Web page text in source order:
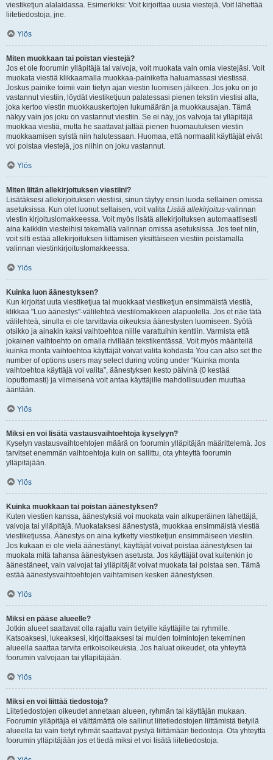
viestiketjun alalaidassa. Esimerkiksi: Voit kirjoittaa uusia viestejä, Voit lähettää
liitetiedostoja, jne.
Ylös
Miten muokkaan tai poistan viestejä?
Jos et ole foorumin ylläpitäjä tai valvoja, voit muokata vain omia viestejäsi. Voit
muokata viestiä klikkaamalla muokkaa-painiketta haluamassasi viestissä.
Joskus painike toimii vain tietyn ajan viestin luomisen jälkeen. Jos joku on jo
vastannut viestiin, löydät viestiketjuun palatessasi pienen tekstin viestisi alla,
joka kertoo viestin muokkauskertojen lukumäärän ja muokkausajan. Tämä
näkyy vain jos joku on vastannut viestiin. Se ei näy, jos valvoja tai ylläpitäjä
muokkaa viestiä, mutta he saattavat jättää pienen huomautuksen viestin
muokkaamisen syistä niin halutessaan. Huomaa, että normaalit käyttäjät eivät
voi poistaa viestejä, jos niihin on joku vastannut.
Ylös
Miten liitän allekirjoituksen viestiini?
Lisätäksesi allekirjoituksen viestiisi, sinun täytyy ensin luoda sellainen omissa
asetuksissa. Kun olet luonut sellaisen, voit valita Lisää allekirjoitus-valinnan
viestin kirjoituslomakkeessa. Voit myös lisätä allekirjoituksen automaattisesti
aina kaikkiin viesteihisi tekemällä valinnan omissa asetuksissa. Jos teet niin,
voit silti estää allekirjoituksen liittämisen yksittäiseen viestiin poistamalla
valinnan viestinkirjoituslomakkeessa.
Ylös
Kuinka luon äänestyksen?
Kun kirjoitat uuta viestiketjua tai muokkaat viestiketjun ensimmäistä viestiä,
klikkaa "Luo äänestys"-välilehteä viestilomakkeen alapuolella. Jos et näe tätä
välilehteä, sinulla ei ole tarvittavia oikeuksia äänestysten luomiseen. Syötä
otsikko ja ainakin kaksi vaihtoehtoa niille varattuihin kenttiin. Varmista että
jokainen vaihtoehto on omalla rivillään tekstikentässä. Voit myös määritellä
kuinka monta vaihtoehtoa käyttäjät voivat valita kohdasta You can also set the
number of options users may select during voting under “Kuinka monta
vaihtoehtoa käyttäjä voi valita”, äänestyksen kesto päivinä (0 kestää
loputtomasti) ja viimeisenä voit antaa käyttäjille mahdollisuuden muuttaa
ääntään.
Ylös
Miksi en voi lisätä vastausvaihtoehtoja kyselyyn?
Kyselyn vastausvaihtoehtojen määrä on foorumin ylläpitäjän määrittelemä. Jos
tarvitset enemmän vaihtoehtoja kuin on sallittu, ota yhteyttä foorumin
ylläpitäjään.
Ylös
Kuinka muokkaan tai poistan äänestyksen?
Kuten viestien kanssa, äänestyksiä voi muokata vain alkuperäinen lähettäjä,
valvoja tai ylläpitäjä. Muokataksesi äänestystä, muokkaa ensimmäistä viestiä
viestiketjussa. Äänestys on aina kytketty viestiketjun ensimmäiseen viestiin.
Jos kukaan ei ole vielä äänestänyt, käyttäjät voivat poistaa äänestyksen tai
muokata mitä tahansa äänestyksen asetusta. Jos käyttäjät ovat kuitenkin jo
äänestäneet, vain valvojat tai ylläpitäjät voivat muokata tai poistaa sen. Tämä
estää äänestysvaihtoehtojen vaihtamisen kesken äänestyksen.
Ylös
Miksi en pääse alueelle?
Jotkin alueet saattavat olla rajattu vain tietyille käyttäjille tai ryhmille.
Katsoaksesi, lukeaksesi, kirjoittaaksesi tai muiden toimintojen tekeminen
alueella saattaa tarvita erikoisoikeuksia. Jos haluat oikeudet, ota yhteyttä
foorumin valvojaan tai ylläpitäjään.
Ylös
Miksi en voi liittää tiedostoja?
Liitetiedostojen oikeudet annetaan alueen, ryhmän tai käyttäjän mukaan.
Foorumin ylläpitäjä ei välttämättä ole sallinut liitetiedostojen liittämistä tietyllä
alueella tai vain tietyt ryhmät saattavat pystyä liittämään tiedostoja. Ota yhteyttä
foorumin ylläpitäjään jos et tiedä miksi et voi lisätä liitetiedostoja.